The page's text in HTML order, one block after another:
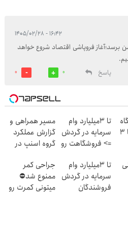
۱۶:۴۲ - ۱۴۰۵/۰۲/۲۸
جدی اگردلاربه 200000 تومن برسد؛آغاز فروپاشی اقتصاد شروع خواهد
پاسخ
0
0
هستی؟ وام تا ۳
تا 3میلیارد وام
سرمایه در گردش
=> فروشگاهت رو
مسیر همراهی و
گزارش عملکرد
گروه اسنپ در
تا 3میلیارد وام
سرمایه در گردش
فروشندگان
جراحی کمر
ممنوع شد⛔
میتونی کمرت رو